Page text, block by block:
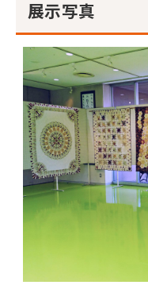
展示写真